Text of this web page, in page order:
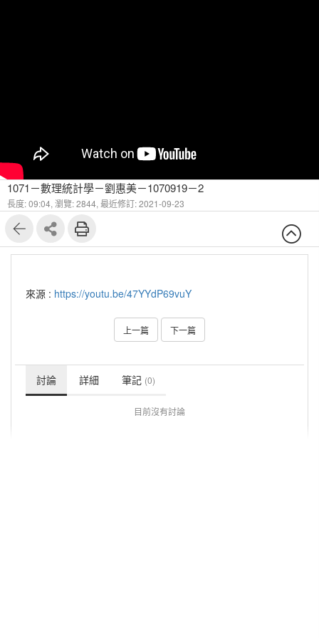
1071－數理統計學－劉惠美－1070919－2
長度: 09:04, 瀏覽: 2844, 最近修訂: 2021-09-23
來源 : https://youtu.be/47YYdP69vuY
上一篇 下一篇
討論 詳細 筆記 (0)
目前沒有討論